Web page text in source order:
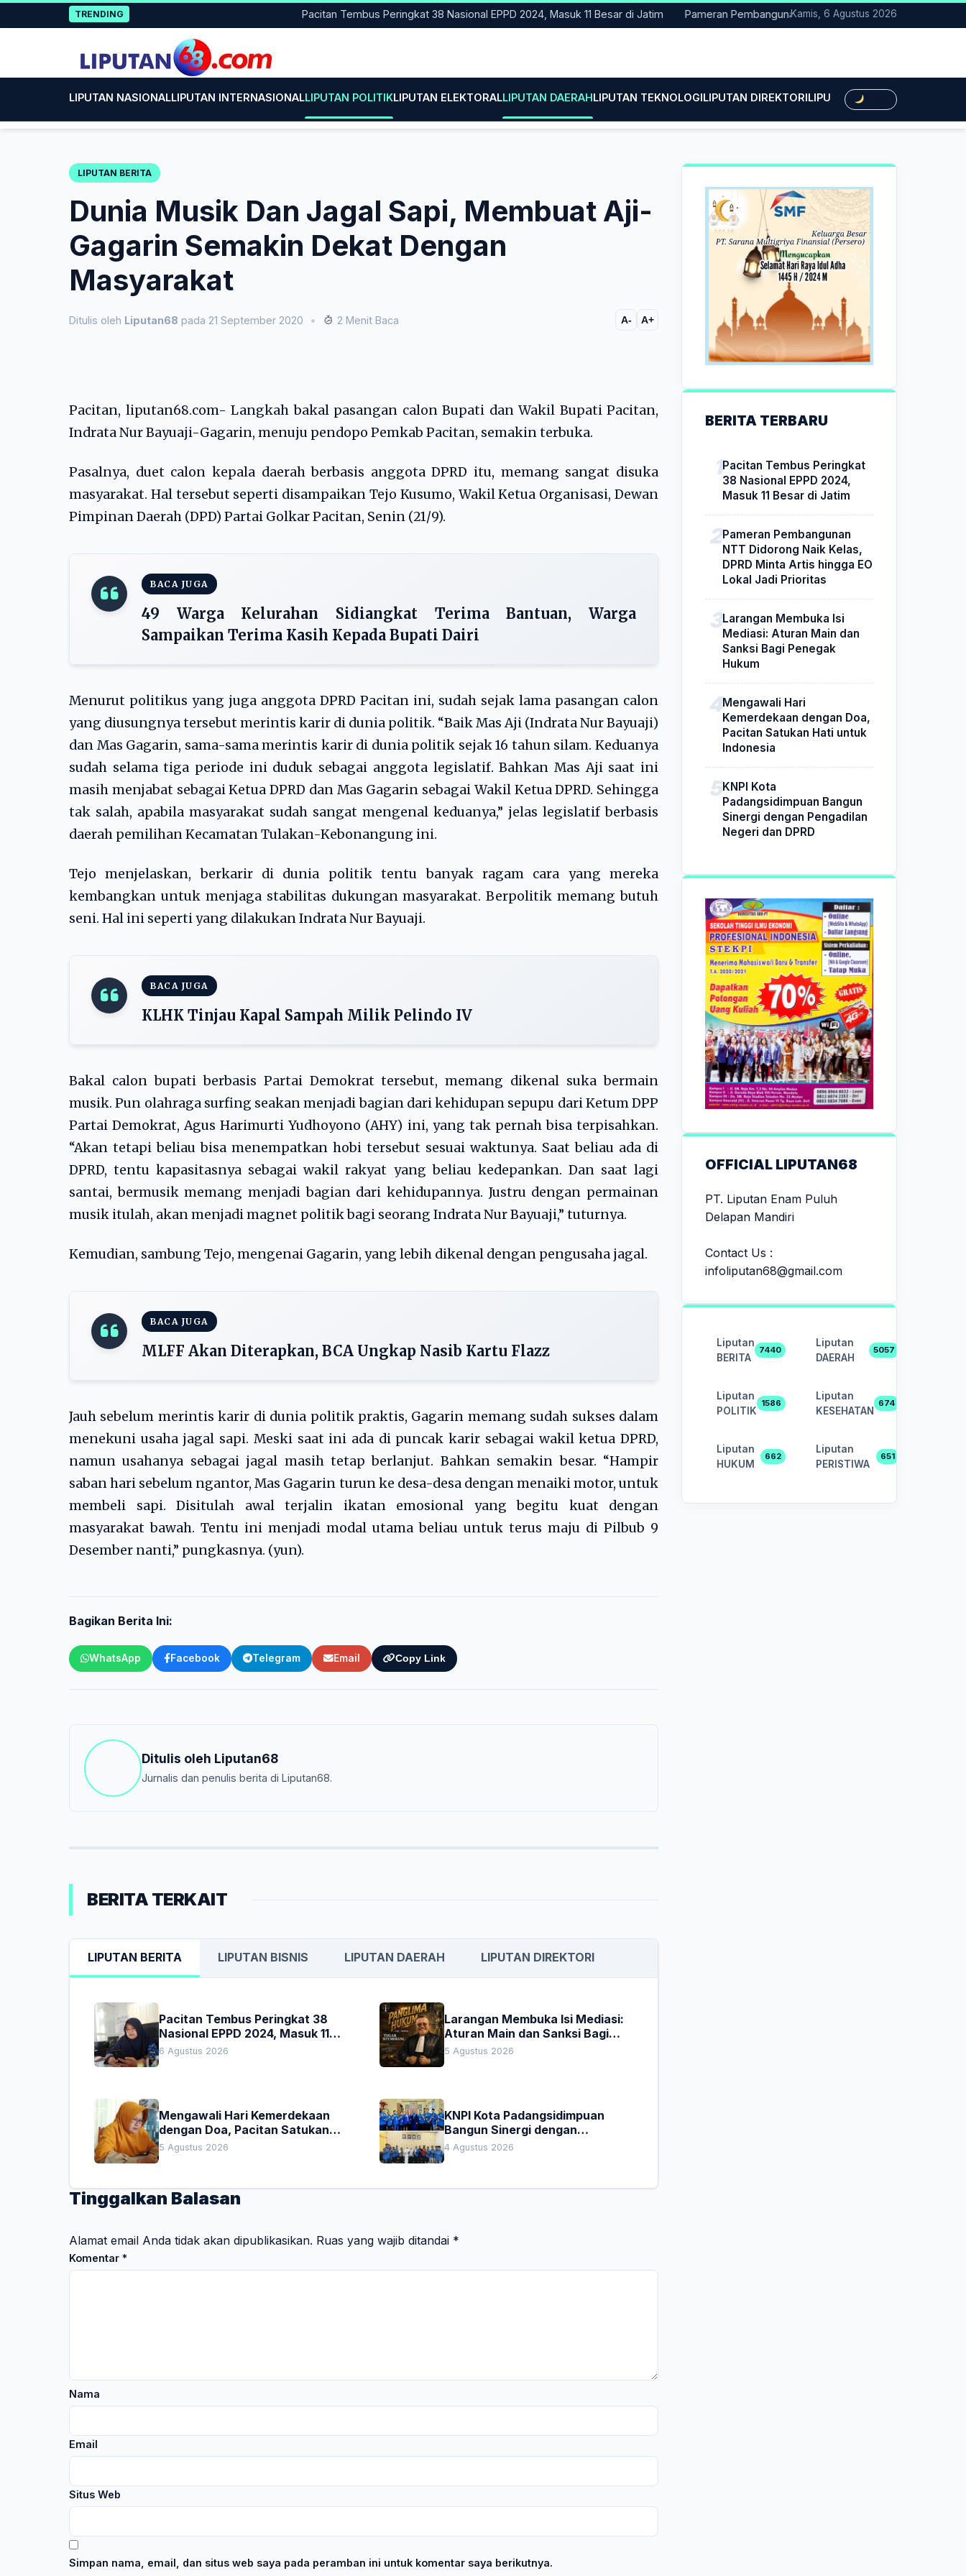
to
TRENDING Pacitan Tembus Peringkat 38 Nasional EPPD 2024, Masuk 11 Besar di Jatim Pameran Pembangunan NTT Didorong Naik Kelas, DPRD Minta
Kamis, 6 Agustus 2026
LIPUTAN NASIONALLIPUTAN INTERNASIONALLIPUTAN POLITIKLIPUTAN ELEKTORALLIPUTAN DAERAHLIPUTAN TEKNOLOGILIPUTAN DIREKTORILIPUTAN HUKUMLIPUTAN
LIPUTAN BERITA
Dunia Musik Dan Jagal Sapi, Membuat Aji-
Gagarin Semakin Dekat Dengan
Masyarakat
Ditulis oleh Liputan68 pada 21 September 2020 • 2 Menit Baca A- A+
Pacitan, liputan68.com- Langkah bakal pasangan calon Bupati dan Wakil Bupati Pacitan,
Indrata Nur Bayuaji-Gagarin, menuju pendopo Pemkab Pacitan, semakin terbuka.
Pasalnya, duet calon kepala daerah berbasis anggota DPRD itu, memang sangat disuka
masyarakat. Hal tersebut seperti disampaikan Tejo Kusumo, Wakil Ketua Organisasi, Dewan
Pimpinan Daerah (DPD) Partai Golkar Pacitan, Senin (21/9).
BACA JUGA
49 Warga Kelurahan Sidiangkat Terima Bantuan, Warga
Sampaikan Terima Kasih Kepada Bupati Dairi
Menurut politikus yang juga anggota DPRD Pacitan ini, sudah sejak lama pasangan calon
yang diusungnya tersebut merintis karir di dunia politik. “Baik Mas Aji (Indrata Nur Bayuaji)
dan Mas Gagarin, sama-sama merintis karir di dunia politik sejak 16 tahun silam. Keduanya
sudah selama tiga periode ini duduk sebagai anggota legislatif. Bahkan Mas Aji saat ini
masih menjabat sebagai Ketua DPRD dan Mas Gagarin sebagai Wakil Ketua DPRD. Sehingga
tak salah, apabila masyarakat sudah sangat mengenal keduanya,” jelas legislatif berbasis
daerah pemilihan Kecamatan Tulakan-Kebonangung ini.
Tejo menjelaskan, berkarir di dunia politik tentu banyak ragam cara yang mereka
kembangkan untuk menjaga stabilitas dukungan masyarakat. Berpolitik memang butuh
seni. Hal ini seperti yang dilakukan Indrata Nur Bayuaji.
BACA JUGA
KLHK Tinjau Kapal Sampah Milik Pelindo IV
Bakal calon bupati berbasis Partai Demokrat tersebut, memang dikenal suka bermain
musik. Pun olahraga surfing seakan menjadi bagian dari kehidupan sepupu dari Ketum DPP
Partai Demokrat, Agus Harimurti Yudhoyono (AHY) ini, yang tak pernah bisa terpisahkan.
“Akan tetapi beliau bisa menempatkan hobi tersebut sesuai waktunya. Saat beliau ada di
DPRD, tentu kapasitasnya sebagai wakil rakyat yang beliau kedepankan. Dan saat lagi
santai, bermusik memang menjadi bagian dari kehidupannya. Justru dengan permainan
musik itulah, akan menjadi magnet politik bagi seorang Indrata Nur Bayuaji,” tuturnya.
Kemudian, sambung Tejo, mengenai Gagarin, yang lebih dikenal dengan pengusaha jagal.
BACA JUGA
MLFF Akan Diterapkan, BCA Ungkap Nasib Kartu Flazz
Jauh sebelum merintis karir di dunia politik praktis, Gagarin memang sudah sukses dalam
menekuni usaha jagal sapi. Meski saat ini ada di puncak karir sebagai wakil ketua DPRD,
namun usahanya sebagai jagal masih tetap berlanjut. Bahkan semakin besar. “Hampir
saban hari sebelum ngantor, Mas Gagarin turun ke desa-desa dengan menaiki motor, untuk
membeli sapi. Disitulah awal terjalin ikatan emosional yang begitu kuat dengan
masyarakat bawah. Tentu ini menjadi modal utama beliau untuk terus maju di Pilbub 9
Desember nanti,” pungkasnya. (yun).
Bagikan Berita Ini:
WhatsApp Facebook Telegram Email Copy Link
Ditulis oleh Liputan68
Jurnalis dan penulis berita di Liputan68.
BERITA TERKAIT
LIPUTAN BERITA LIPUTAN BISNIS LIPUTAN DAERAH LIPUTAN DIREKTORI
Pacitan Tembus Peringkat 38
Nasional EPPD 2024, Masuk 11
Besar di Jatim
6 Agustus 2026
Larangan Membuka Isi Mediasi:
Aturan Main dan Sanksi Bagi
Penegak Hukum
5 Agustus 2026
Mengawali Hari Kemerdekaan
dengan Doa, Pacitan Satukan
Hati untuk Indonesia
5 Agustus 2026
KNPI Kota Padangsidimpuan
Bangun Sinergi dengan
Pengadilan Negeri dan DPRD
4 Agustus 2026
Tinggalkan Balasan
Alamat email Anda tidak akan dipublikasikan. Ruas yang wajib ditandai *
Komentar *
Nama
Email
Situs Web
Simpan nama, email, dan situs web saya pada peramban ini untuk komentar saya berikutnya.
BERITA TERBARU
Pacitan Tembus Peringkat
38 Nasional EPPD 2024,
Masuk 11 Besar di Jatim
Pameran Pembangunan
NTT Didorong Naik Kelas,
DPRD Minta Artis hingga EO
Lokal Jadi Prioritas
Larangan Membuka Isi
Mediasi: Aturan Main dan
Sanksi Bagi Penegak
Hukum
Mengawali Hari
Kemerdekaan dengan Doa,
Pacitan Satukan Hati untuk
Indonesia
KNPI Kota
Padangsidimpuan Bangun
Sinergi dengan Pengadilan
Negeri dan DPRD
OFFICIAL LIPUTAN68
PT. Liputan Enam Puluh
Delapan Mandiri
Contact Us :
infoliputan68@gmail.com
Liputan
BERITA
7440
Liputan
DAERAH
5057
Liputan
POLITIK
1586
Liputan
KESEHATAN
674
Liputan
HUKUM
662
Liputan
PERISTIWA
651